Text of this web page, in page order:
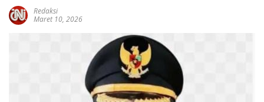
Redaksi
Maret 10, 2026